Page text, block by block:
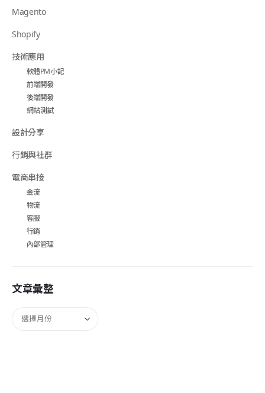
Magento
Shopify
技術應用
軟體PM小記
前端開發
後端開發
網站測試
設計分享
行銷與社群
電商串接
金流
物流
客服
行銷
內部管理
文章彙整